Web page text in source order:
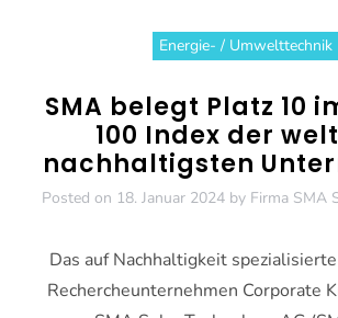
Energie- / Umwelttechnik
SMA belegt Platz 10
100 Index der
nachhaltigsten
Posted on 18. Januar 2024 by Firma SMA
Das auf Nachhaltigkeit
Rechercheunternehmen Corporate